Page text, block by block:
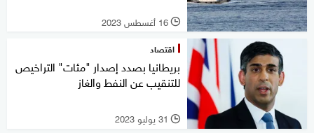
l 16 أغسطس 2023
اقتصاد
بريطانيا بصدد إصدار "مئات" التراخيص
للتنقيب عن النفط والغاز
l 31 يوليو 2023